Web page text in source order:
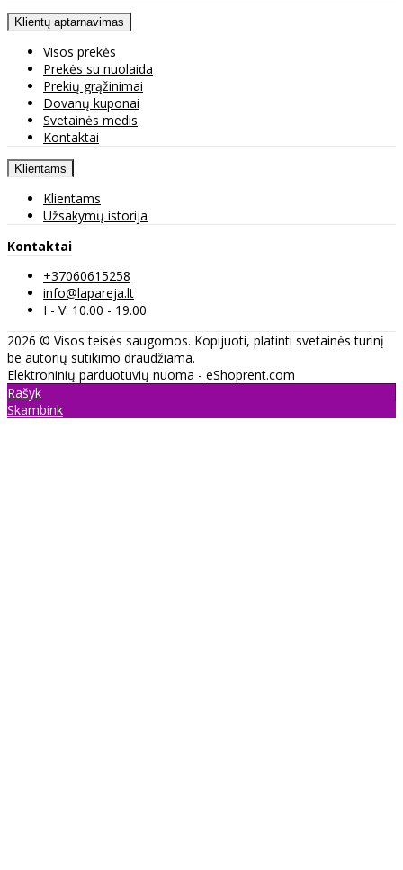
Klientų aptarnavimas
Visos prekės
Prekės su nuolaida
Prekių grąžinimai
Dovanų kuponai
Svetainės medis
Kontaktai
Klientams
Klientams
Užsakymų istorija
Kontaktai
+37060615258
info@lapareja.lt
I - V: 10.00 - 19.00
2026 © Visos teisės saugomos. Kopijuoti, platinti svetainės turinį
be autorių sutikimo draudžiama.
Elektroninių parduotuvių nuoma - eShoprent.com
Rašyk
Skambink